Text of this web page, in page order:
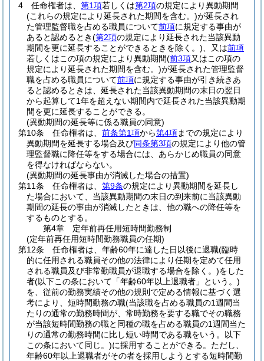
4
任命権者は、 第1項若しくは第2項の規定により異動期間
(これらの規定により延長された期間を含む。)が延長され
た管理監督職を占める職員について前項に規定する事由が
あると認めるとき(第2項の規定により延長された当該異動
期間を更に延長することができるときを除く。) 、又は前項
若しくはこの項の規定により異動期間(前3項又はこの項の
規定により延長された期間を含む。)が延長された管理監督
職を占める職員について前項に規定する事由が引き続きあ
ると認めるときは、延長された当該異動期間の末日の翌日
から起算して1年を超えない期間内で延長された当該異動期
間を更に延長することができる。
(異動期間の延長等に係る職員の同意)
第10条
任命権者は、 前条第1項から第4項までの規定により
異動期間を延長する場合及び同条第3項の規定により他の管
理監督職に降任等をする場合には、あらかじめ職員の同意
を得なければならない。
(異動期間の延長事由が消滅した場合の措置)
第11条
任命権者は、 第9条の規定により異動期間を延長し
た場合において、当該異動期間の末日の到来前に当該異動
期間の延長の事由が消滅したときは、他の職への降任等を
するものとする。
第4章
定年前再任用短時間勤務制
(定年前再任用短時間勤務職員の任期)
第12条
任命権者は、年齢60年に達した日以後に退職(臨時
的に任用される職員その他の法律により任期を定めて任用
される職員及び非常勤職員が退職する場合を除く。)をした
者(以下この条において「年齢60年以上退職者」という。)
を、従前の勤務実績その他の規則で定める情報に基づく選
考により、短時間勤務の職(当該職を占める職員の1週間当
たりの通常の勤務時間が、常時勤務を要する職でその職務
が当該短時間勤務の職と同種の職を占める職員の1週間当た
りの通常の勤務時間に比し短い時間である職をいう。以下
この条において同じ。)に採用することができる。 ただし、
年齢60年以上退職者がその者を採用しようとする短時間勤